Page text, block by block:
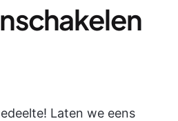
Laten we eens